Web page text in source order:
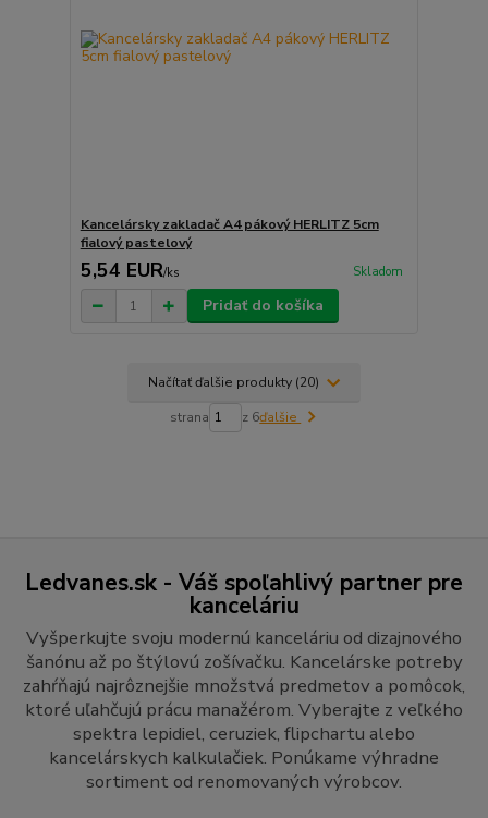
Kancelársky zakladač A4 pákový HERLITZ 5cm
fialový pastelový
5,54 EUR/ks Skladom
Pridať do košíka
Načítať ďalšie produkty (20)
strana z 6ďalšie
Ledvanes.sk - Váš spoľahlivý partner pre
kanceláriu
Vyšperkujte svoju modernú kanceláriu od dizajnového
šanónu až po štýlovú zošívačku. Kancelárske potreby
zahŕňajú najrôznejšie množstvá predmetov a pomôcok,
ktoré uľahčujú prácu manažérom. Vyberajte z veľkého
spektra lepidiel, ceruziek, flipchartu alebo
kancelárskych kalkulačiek. Ponúkame výhradne
sortiment od renomovaných výrobcov.